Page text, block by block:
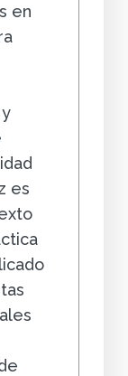
en
es